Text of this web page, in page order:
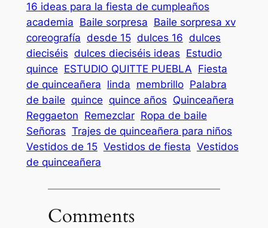
16 ideas para la fiesta de cumpleaños
academia Baile sorpresa Baile sorpresa xv
coreografía desde 15 dulces 16 dulces
dieciséis dulces dieciséis ideas Estudio
quince ESTUDIO QUITTE PUEBLA Fiesta
de quinceañera linda membrillo Palabra
de baile quince quince años Quinceañera
Reggaeton Remezclar Ropa de baile
Señoras Trajes de quinceañera para niños
Vestidos de 15 Vestidos de fiesta Vestidos
de quinceañera
Comments